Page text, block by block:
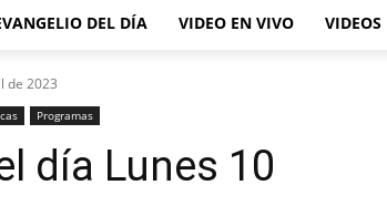
DEL DÍA VIDEO EN VIVO VIDEOS
de 2023
Programas
día Lunes 10